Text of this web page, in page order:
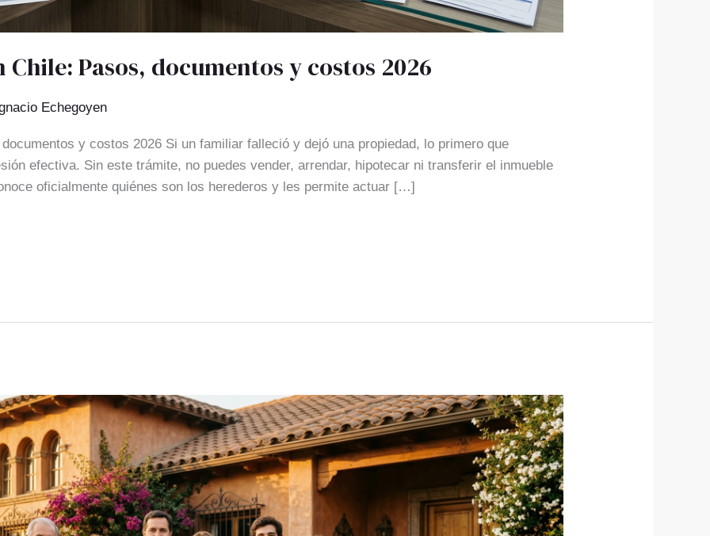
Chile: Pasos, documentos y costos 2026
Echegoyen
y costos 2026 Si un familiar falleció y dejó una propiedad, lo primero que
efectiva. Sin este trámite, no puedes vender, arrendar, hipotecar ni transferir el inmueble
oficialmente quiénes son los herederos y les permite actuar […]